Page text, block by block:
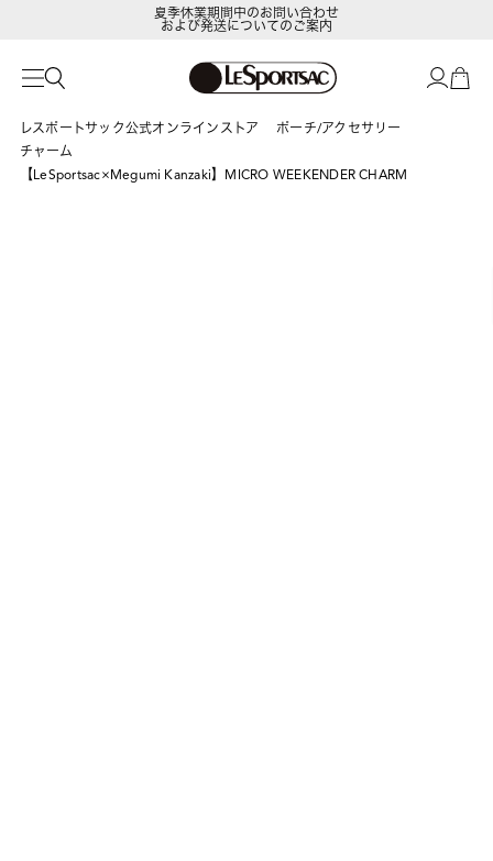
LeSportsac Member's Club
夏季休業期間中のお問い合わせ
および発送についてのご案内
レスポートサック公式オンラインストア
ポーチ/アクセサリー
チャーム
【LeSportsac×Megumi Kanzaki】MICRO WEEKENDER CHARM